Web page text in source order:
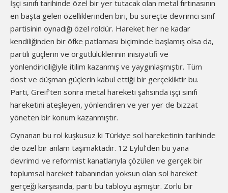
İşçi sınıfı tarihinde özel bir yer tutacak olan metal fırtınasının
en başta gelen özelliklerinden biri, bu süreçte devrimci sınıf
partisinin oynadığı özel roldür. Hareket her ne kadar
kendiliğinden bir öfke patlaması biçiminde başlamış olsa da,
partili güçlerin ve örgütlülüklerinin inisiyatifi ve
yönlendiriciliğiyle itilim kazanmış ve yaygınlaşmıştır. Tüm
dost ve düşman güçlerin kabul ettiği bir gerçekliktir bu.
Parti, Greif’ten sonra metal hareketi şahsında işçi sınıfı
hareketini ateşleyen, yönlendiren ve yer yer de bizzat
yöneten bir konum kazanmıştır.
Oynanan bu rol kuşkusuz ki Türkiye sol hareketinin tarihinde
de özel bir anlam taşımaktadır. 12 Eylül’den bu yana
devrimci ve reformist kanatlarıyla çözülen ve gerçek bir
toplumsal hareket tabanından yoksun olan sol hareket
gerçeği karşısında, parti bu tabloyu aşmıştır. Zorlu bir